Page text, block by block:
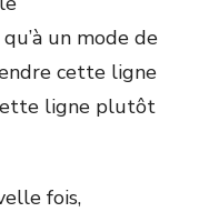
un mode de
cette ligne
ligne plutôt
fois,